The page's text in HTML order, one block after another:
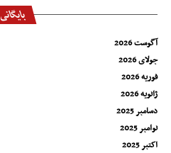
بایگانی
آگوست 2026
جولای 2026
فوریه 2026
ژانویه 2026
دسامبر 2025
نوامبر 2025
اکتبر 2025